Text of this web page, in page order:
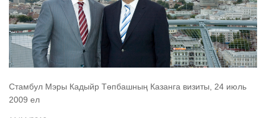
Стамбул Мэры Кадыйр Төпбашның Казанга визиты, 24 июль
2009 ел